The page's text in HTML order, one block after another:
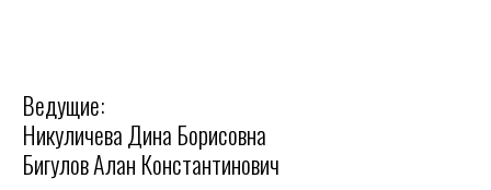
Ведущие:
Никуличева Дина Борисовна
Бигулов Алан Константинович